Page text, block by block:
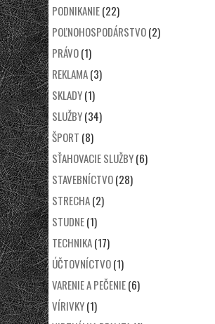
PODNIKANIE(22)
POĽNOHOSPODÁRSTVO(2)
PRÁVO(1)
REKLAMA(3)
SKLADY(1)
SLUŽBY(34)
ŠPORT (8)
SŤAHOVACIE SLUŽBY(6)
STAVEBNÍCTVO(28)
STRECHA(2)
STUDNE(1)
TECHNIKA(17)
ÚČTOVNÍCTVO(1)
VARENIE A PEČENIE(6)
VÍRIVKY(1)